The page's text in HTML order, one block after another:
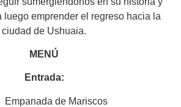
luego emprender el regreso hacia la
ciudad de Ushuaia.
MENÚ
Entrada:
Empanada de Mariscos